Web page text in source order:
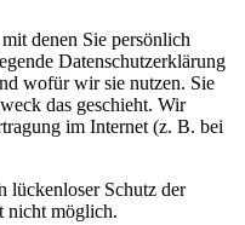
denen Sie persönlich
Datenschutzerklärung
wofür wir sie nutzen. Sie
das geschieht. Wir
im Internet (z. B. bei
lückenloser Schutz der
nicht möglich.